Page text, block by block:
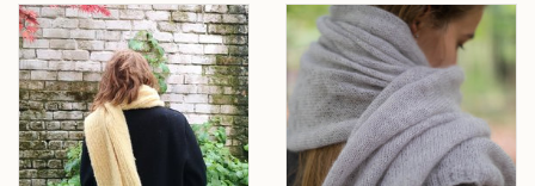
merinowol - 20% nylon, 50gram - 210 meter) en het Engelstalig
of Nederlandstalig patroontje. Je breit de sjaal met een
(rond)breinaad van 4mm, deze zit niet in het pakket, maar kan
afzonderlijk aangekochtworden.
De sjaal op de foto is gebreid in de kleur Sprout, wil je graag
een andere kleur
Arwetta, laat dan bij het afrekenen bij